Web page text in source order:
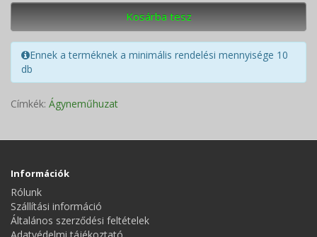
Kosárba tesz
Ennek a terméknek a minimális rendelési mennyisége 10
db
Címkék: Ágyneműhuzat
Információk
Rólunk
Szállítási információ
Általános szerződési feltételek